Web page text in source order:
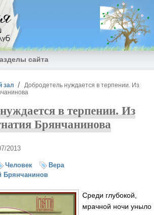
сайта
зал
Добродетель нуждается в терпении. Из
в терпении. Из
Брянчанинова
2013
Человек
Вера
Брянчанинов
Среди глубокой,
мрачной ночи уныло